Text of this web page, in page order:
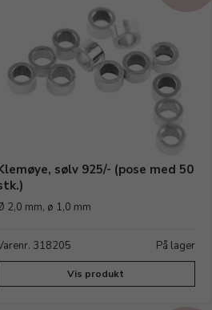
sølv 925/- (pose med 50
2,0 mm, ø 1,0 mm
318205 På lager
Vis produkt